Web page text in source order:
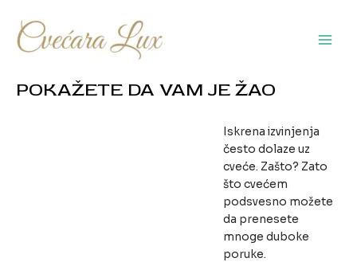
sadržaj
POKAŽETE DA VAM JE ŽAO
Iskrena izvinjenja
često dolaze uz
cveće. Zašto? Zato
što cvećem
podsvesno možete
da prenesete
mnoge duboke
poruke.